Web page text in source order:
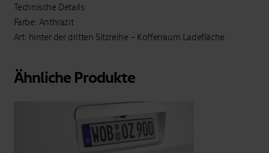
Technische Details
Farbe: Anthrazit
Art: hinter der dritten Sitzreihe – Kofferraum Ladefläche
Ähnliche Produkte